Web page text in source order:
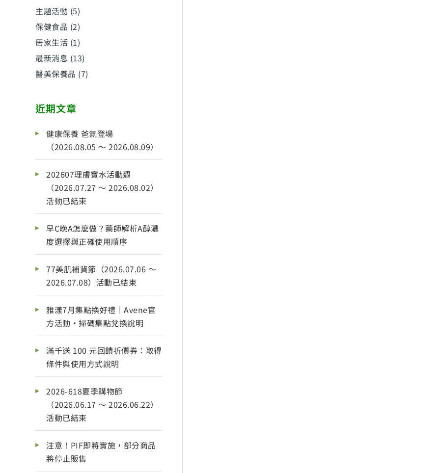
主題活動 (5)
保健食品 (2)
居家生活 (1)
最新消息 (13)
醫美保養品 (7)
近期文章
健康保養 爸氣登場
（2026.08.05 ～ 2026.08.09）
202607理膚寶水活動週
（2026.07.27 ～ 2026.08.02）
活動已結束
早C晚A怎麼做？藥師解析A醇濃
度選擇與正確使用順序
77美肌補貨節（2026.07.06 ～
2026.07.08）活動已結束
雅漾7月集點換好禮｜Avene官
方活動・掃碼集點兌換說明
滿千送 100 元回饋折價券：取得
條件與使用方式說明
2026-618夏季購物節
（2026.06.17 ～ 2026.06.22）
活動已結束
注意！PIF即將實施，部分商品
將停止販售